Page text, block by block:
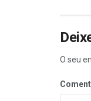
O seu